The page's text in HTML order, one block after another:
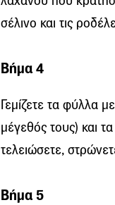
σέλινο και τις
Βήμα 4
Γεμίζετε τα φύλλα
μέγεθός τους) και
τελειώσετε,
Βήμα 5